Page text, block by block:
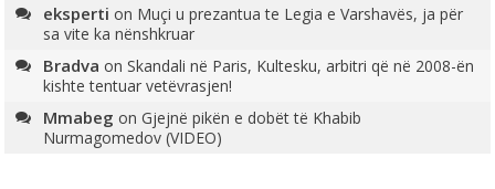
eksperti on Muçi u prezantua te Legia e Varshavës, ja për
sa vite ka nënshkruar
Bradva onSkandali në Paris, Kultesku, arbitri që në 2008-ën
kishte tentuar vetëvrasjen!
Mmabeg onGjejnë pikën e dobët të Khabib
Nurmagomedov (VIDEO)